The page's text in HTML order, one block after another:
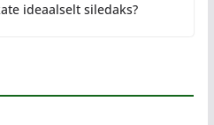
ideaalselt siledaks?